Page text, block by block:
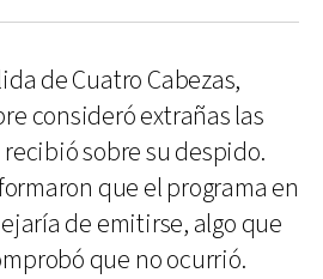
de Cuatro Cabezas,
consideró extrañas las
sobre su despido.
que el programa en
de emitirse, algo que
que no ocurrió.